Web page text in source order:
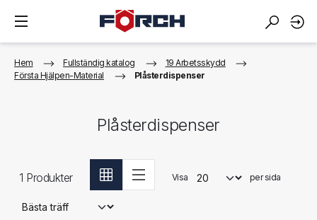
Hem Fullständig katalog
19 Arbetsskydd
Första Hjälpen-Material
Plåsterdispenser
Plåsterdispenser
1 Produkter Visa per sida